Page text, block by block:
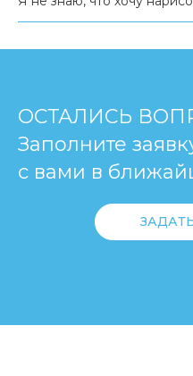
ОСТАЛИСЬ
Заполните
с вами в